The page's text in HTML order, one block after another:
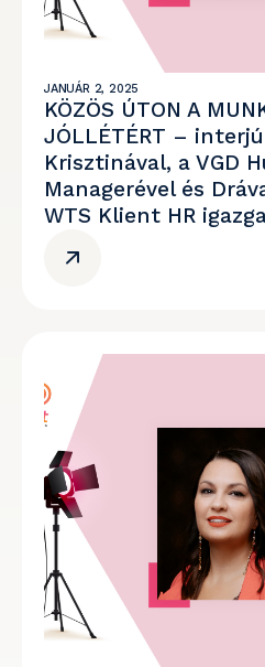
JANUÁR 2, 2025
KÖZÖS ÚTON A
JÓLLÉTÉRT –
Krisztinával, a VGD
Managerével és
WTS Klient HR